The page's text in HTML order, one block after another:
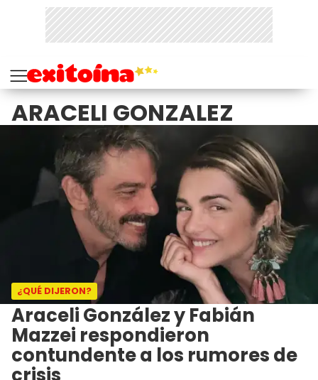
ARACELI GONZALEZ
¿QUÉ DIJERON?
Araceli González y Fabián
Mazzei respondieron
contundente a los rumores de